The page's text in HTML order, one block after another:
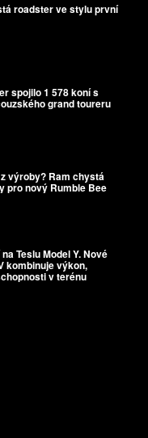
roadster ve stylu první
spojilo 1 578 koní s
grand toureru
výroby? Ram chystá
pro nový Rumble Bee
Teslu Model Y. Nové
kombinuje výkon,
v terénu